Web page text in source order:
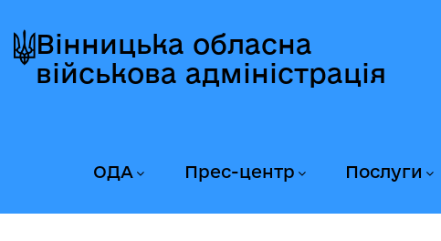
до
головного
до
головного
вмісту
до
головного
колонтитула
Вінницька обласна
військова адміністрація
ОДА Прес-центр Послуги